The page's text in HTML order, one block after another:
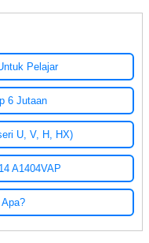
Pelajar
6 Jutaan
U, V, H, HX)
A1404VAP